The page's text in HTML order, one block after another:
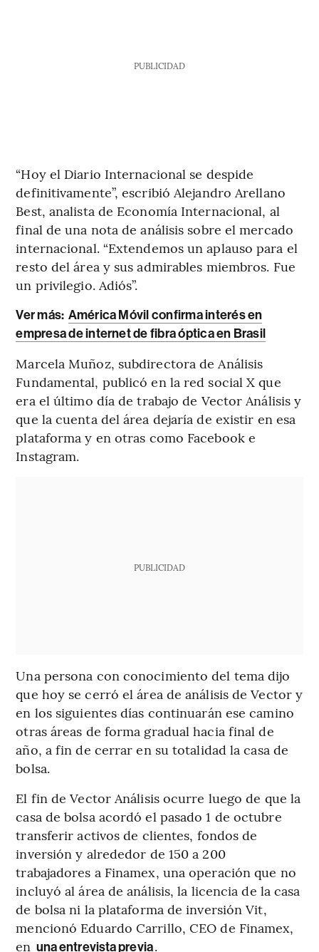
PUBLICIDAD
“Hoy el Diario Internacional se despide
definitivamente”, escribió Alejandro Arellano
Best, analista de Economía Internacional, al
final de una nota de análisis sobre el mercado
internacional. “Extendemos un aplauso para el
resto del área y sus admirables miembros. Fue
un privilegio. Adiós”.
Ver más: América Móvil confirma interés en
empresa de internet de fibra óptica en Brasil
Marcela Muñoz, subdirectora de Análisis
Fundamental, publicó en la red social X que
era el último día de trabajo de Vector Análisis y
que la cuenta del área dejaría de existir en esa
plataforma y en otras como Facebook e
Instagram.
PUBLICIDAD
Una persona con conocimiento del tema dijo
que hoy se cerró el área de análisis de Vector y
en los siguientes días continuarán ese camino
otras áreas de forma gradual hacia final de
año, a fin de cerrar en su totalidad la casa de
bolsa.
El fin de Vector Análisis ocurre luego de que la
casa de bolsa acordó el pasado 1 de octubre
transferir activos de clientes, fondos de
inversión y alrededor de 150 a 200
trabajadores a Finamex, una operación que no
incluyó al área de análisis, la licencia de la casa
de bolsa ni la plataforma de inversión Vit,
mencionó Eduardo Carrillo, CEO de Finamex,
en una entrevista previa.